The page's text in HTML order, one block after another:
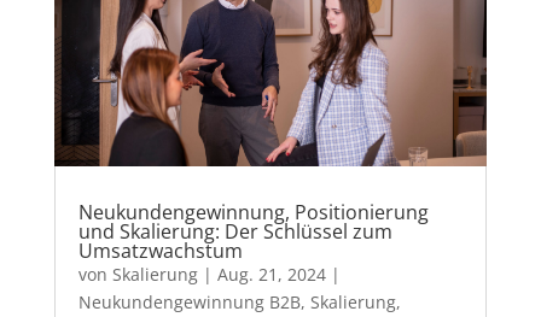
Neukundengewinnung, Positionierung
und Skalierung: Der Schlüssel zum
Umsatzwachstum
von Skalierung| Aug. 21, 2024|
Neukundengewinnung B2B, Skalierung,